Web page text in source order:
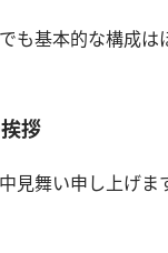
も基本的な構成は
拶
見舞い申し上げま